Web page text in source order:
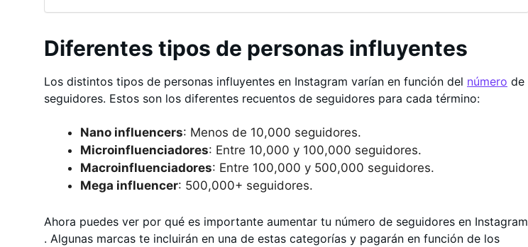
Diferentes tipos de personas influyentes
Los distintos tipos de personas influyentes en Instagram varían en función del número de
seguidores. Estos son los diferentes recuentos de seguidores para cada término:
Nano influencers: Menos de 10,000 seguidores.
Microinfluenciadores: Entre 10,000 y 100,000 seguidores.
Macroinfluenciadores: Entre 100,000 y 500,000 seguidores.
Mega influencer: 500,000+ seguidores.
Ahora puedes ver por qué es importante aumentar tu número de seguidores en Instagram
. Algunas marcas te incluirán en una de estas categorías y pagarán en función de los